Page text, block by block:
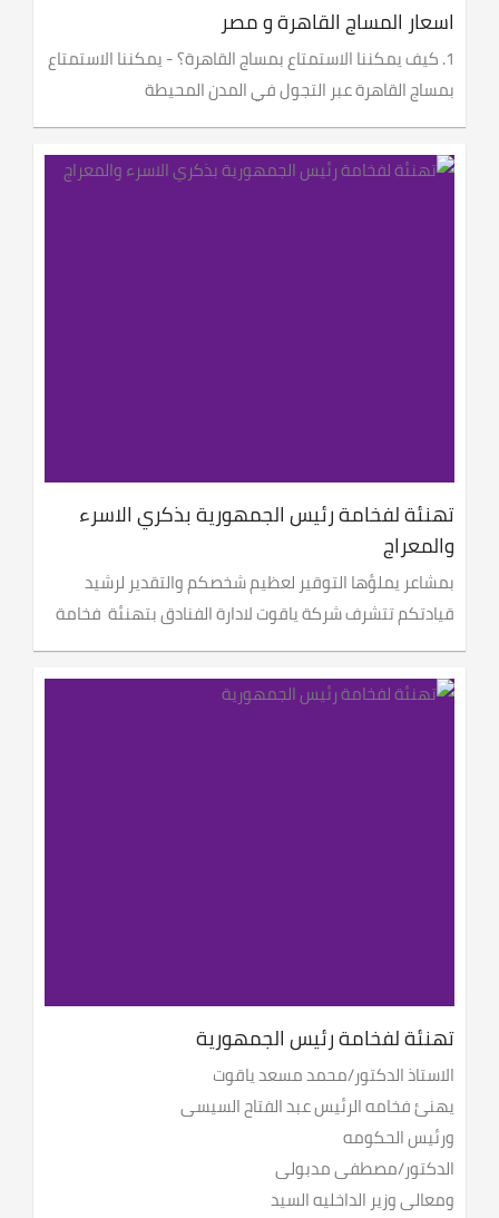
اسعار المساج القاهرة و مصر
1. كيف يمكننا الاستمتاع بمساج القاهرة؟ - يمكننا الاستمتاع
بمساج القاهرة عبر التجول في المدن المحيطة
تهنئة لفخامة رئيس الجمهورية بذكري الاسرء
والمعراج
بمشاعر يملؤها التوقير لعظيم شخصكم والتقدير لرشيد
قيادتكم تتشرف شركة ياقوت لادارة الفنادق بتهنئة فخامة
تهنئة لفخامة رئيس الجمهورية
الاستاذ الدكتور/محمد مسعد ياقوت
يهنئ فخامه الرئيس عبد الفتاح السيسى
ورئيس الحكومه
الدكتور/مصطفى مدبولى
ومعالى وزير الداخليه السيد